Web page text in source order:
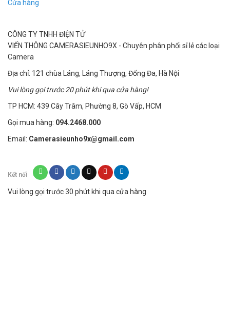
Móc Khóa Camera
lên đến 30 khung hình mỗi giây. Việc sử dụng
Camera ngụy trangsiêu nỏ này thật sự đơn giản,
bạn có thể mang theo trong người của bạn và dễ
dàng đặt tại địa điểm nơi bạn muốn nó để ghi lại.
giản của một nút
Cửa hàng
CÔNG TY TNHH ĐIỆN TỬ
VIẾN THÔNG CAMERASIEUNHO9X - Chuyên phân phối sỉ lẻ các loại
Camera
Địa chỉ: 121 chùa Láng, Láng Thượng, Đống Đa, Hà Nội
Vui lòng gọi trước 20 phút khi qua cửa hàng!
TP HCM: 439 Cây Trâm, Phường 8, Gò Vấp, HCM
Gọi mua hàng: 094.2468.000
Email: Camerasieunho9x@gmail.com
Kết nối
Vui lòng gọi trước 30 phút khi qua cửa hàng